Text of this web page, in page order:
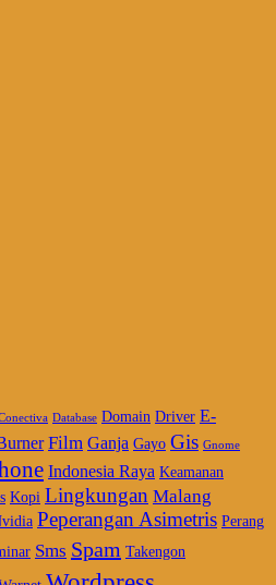
Database Domain Driver E-
Film Ganja Gayo Gis Gnome
Indonesia Raya Keamanan
Kopi Lingkungan Malang
Peperangan Asimetris Perang
Sms Spam Takengon